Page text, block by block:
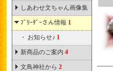
しあわせ文ちゃん画像集
ﾌﾞﾘｰﾀﾞｰさん情報 1
・ お知らせ♪ 1
新商品のご案内 4
文鳥神社から 2